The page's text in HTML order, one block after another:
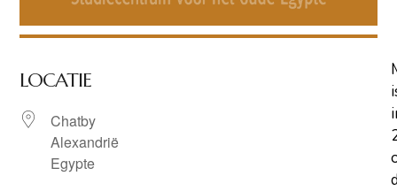
LOCATIE
Chatby
Alexandrië
Egypte